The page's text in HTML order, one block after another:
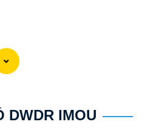
DWDR IMOU